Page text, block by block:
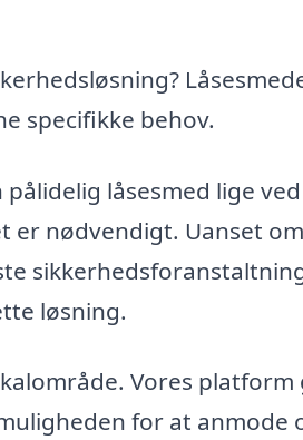
specifikke behov.
låsesmed lige ved
er nødvendigt. Uanset
løsning.
Vores platform
for at anmode